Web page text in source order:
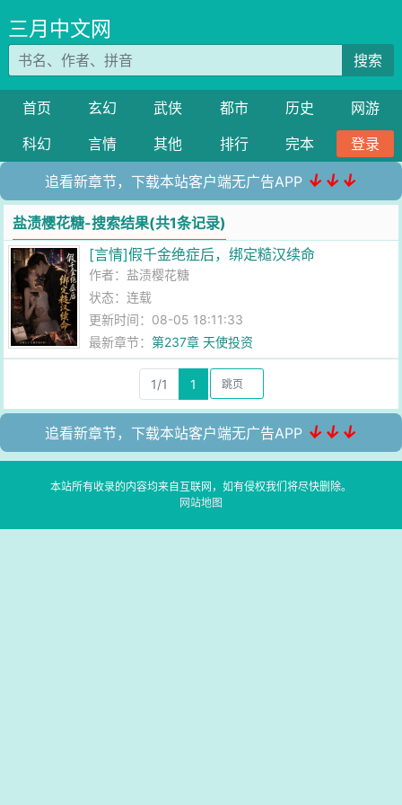
三月中文网
搜索
首页 玄幻 武侠 都市 历史
网游
科幻
言情 其他 排行 完本 登录
追看新章节，下载本站客户端无广告APP ↓↓↓
盐渍樱花糖-搜索结果(共1条记录)
[言情]假千金绝症后，绑定糙汉续命
作者： 盐渍樱花糖
状态：连载
更新时间：08-05 18:11:33
最新章节：第237章 天使投资
1/1 1
追看新章节，下载本站客户端无广告APP ↓↓↓
本站所有收录的内容均来自互联网，如有侵权我们将尽快删除。
网站地图